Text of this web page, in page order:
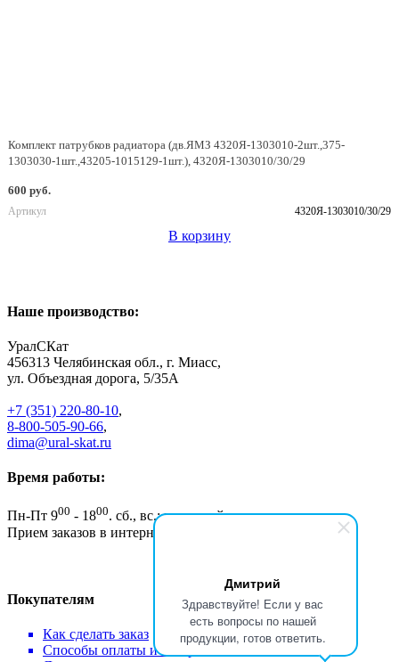
Дмитрий
Здравствуйте! Если у вас
есть вопросы по нашей
продукции, готов ответить.
Комплект патрубков радиатора (дв.ЯМЗ 4320Я-1303010-2шт.,375-
1303030-1шт.,43205-1015129-1шт.), 4320Я-1303010/30/29
600 руб.
Артикул 4320Я-1303010/30/29
В корзину
Наше производство:
УралСКат
456313 Челябинская обл., г. Миасс,
ул. Объездная дорога, 5/35А
+7 (351) 220-80-10,
8-800-505-90-66,
dima@ural-skat.ru
Время работы:
Пн-Пт 900 - 1800. сб., вс.: выходной
Прием заказов в интернет магазине - круглосуточно
Покупателям
Как сделать заказ
Способы оплаты и возврат